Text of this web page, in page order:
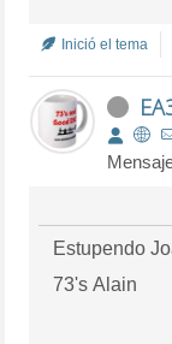
Inició el tema
Estupendo
73's Alain